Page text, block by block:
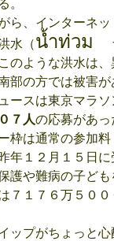
。
ら、インターネ
水（น้ำท่วม
のような洪水は
部の方では被害
ースは東京マラ
７人の応募があ
枠は通常の参加料
年１２月１５日
護や難病の子ど
７１７６万５０
ップがちょっと